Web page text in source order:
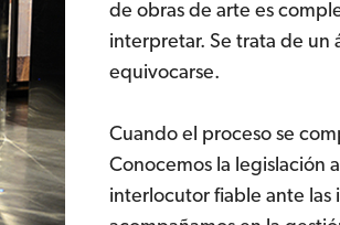
de obras de arte es
interpretar. Se trata de un
equivocarse.
Cuando el proceso se
Conocemos la legislación
interlocutor fiable ante las